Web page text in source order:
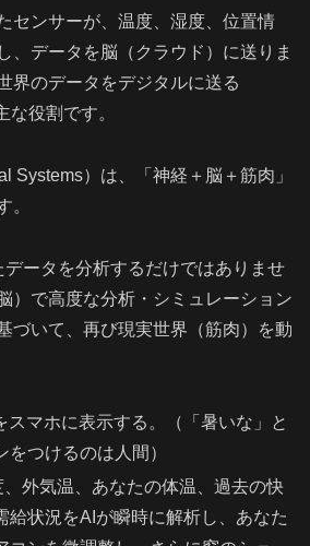
センサーが、温度、湿度、位置情
、データを脳（クラウド）に送りま
界のデータをデジタルに送る
な役割です。
Systems）は、「神経＋脳＋筋肉」
。
ータを分析するだけではありませ
）で高度な分析・シミュレーション
づいて、再び現実世界（筋肉）を動
スマホに表示する。（「暑いな」と
をつけるのは人間）
外気温、あなたの体温、過去の快
給状況をAIが瞬時に解析し、あなた